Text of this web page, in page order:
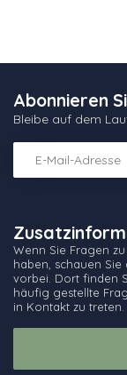
Wenn Sie Fragen
haben, schauen
vorbei. Dort finden
häufig gestellte
in Kontakt zu treten.
Abonnieren
Bleibe auf dem